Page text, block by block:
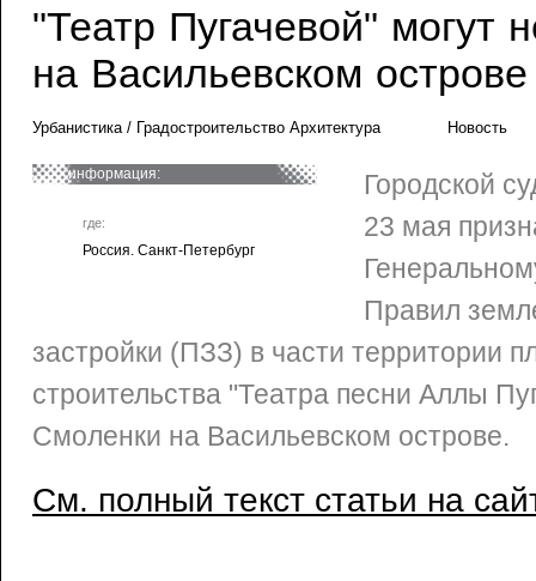
"Театр Пугачевой" могут
на Васильевском острове
Урбанистика / Градостроительство Архитектура Новость
информация:
где:
Россия. Санкт-Петербург
Городской
23 мая
Правил
застройки (ПЗЗ) в части территории
строительства "Театра песни Аллы
Смоленки на Васильевском острове.
См. полный текст статьи на